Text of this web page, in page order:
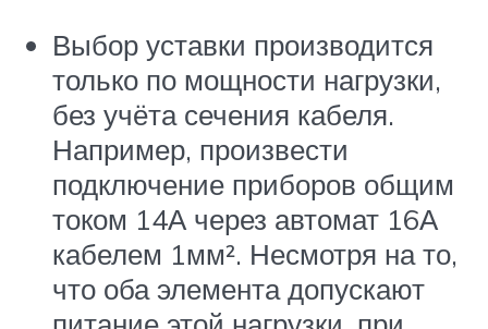
Выбор уставки производится
только по мощности нагрузки,
без учёта сечения кабеля.
Например, произвести
подключение приборов общим
током 14А через автомат 16А
кабелем 1мм². Несмотря на то,
что оба элемента допускают